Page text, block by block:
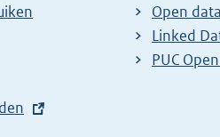
Open data
Linked
PUC